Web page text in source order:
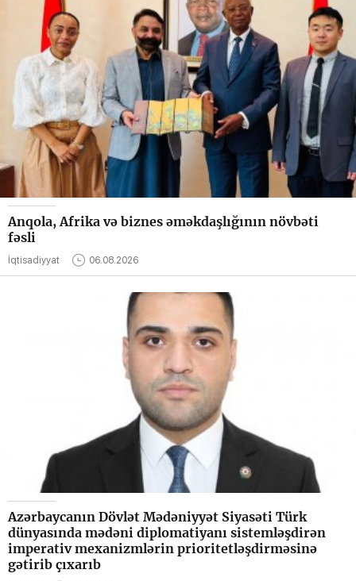
Anqola, Afrika və biznes əməkdaşlığının növbəti
fəsli
İqtisadiyyat 06.08.2026
Azərbaycanın Dövlət Mədəniyyət Siyasəti Türk
dünyasında mədəni diplomatiyanı sistemləşdirən
imperativ mexanizmlərin prioritetləşdirməsinə
gətirib çıxarıb